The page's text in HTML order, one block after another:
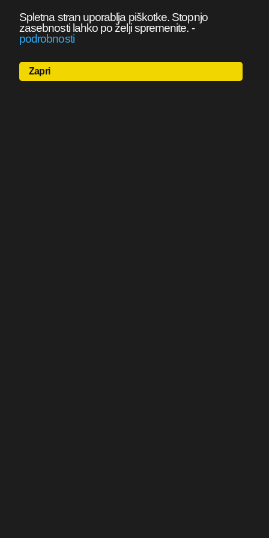
Spletna stran uporablja piškotke. Stopnjo
zasebnosti lahko po želji spremenite. -
podrobnosti
Zapri